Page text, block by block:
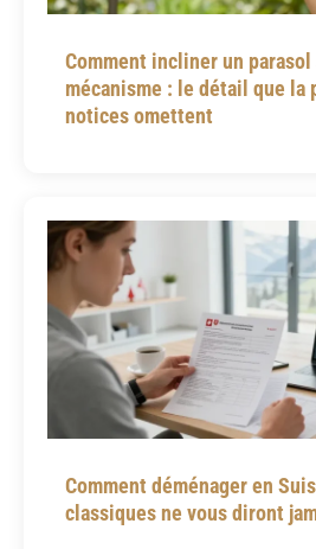
Comment incliner un parasol
mécanisme : le détail que la
notices omettent
Comment déménager en
classiques ne vous diront